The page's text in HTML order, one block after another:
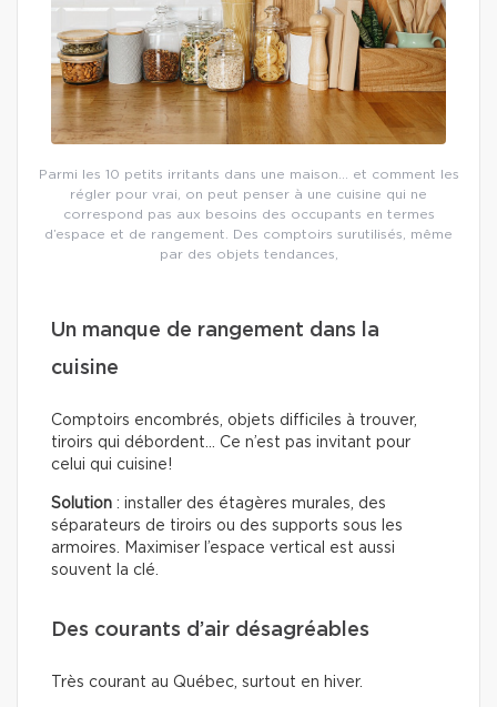
Parmi les 10 petits irritants dans une maison… et comment les
régler pour vrai, on peut penser à une cuisine qui ne
correspond pas aux besoins des occupants en termes
d’espace et de rangement. Des comptoirs surutilisés, même
par des objets tendances,
Un manque de rangement dans la
cuisine
Comptoirs encombrés, objets difficiles à trouver,
tiroirs qui débordent… Ce n’est pas invitant pour
celui qui cuisine!
Solution : installer des étagères murales, des
séparateurs de tiroirs ou des supports sous les
armoires. Maximiser l’espace vertical est aussi
souvent la clé.
Des courants d’air désagréables
Très courant au Québec, surtout en hiver.